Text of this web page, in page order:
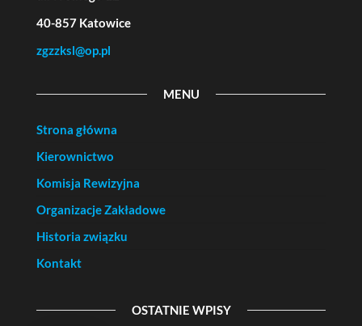
40-857 Katowice
zgzzksl@op.pl
MENU
Strona główna
Kierownictwo
Komisja Rewizyjna
Organizacje Zakładowe
Historia związku
Kontakt
OSTATNIE WPISY